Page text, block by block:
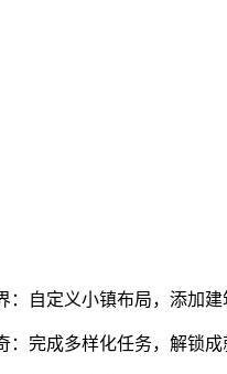
：自定义小镇布局，添加建
：完成多样化任务，解锁成